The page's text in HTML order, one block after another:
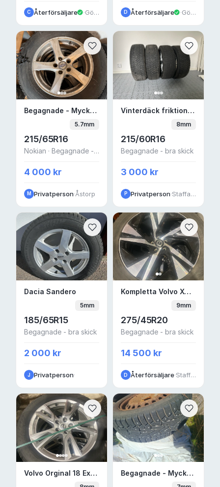
C Återförsäljare · Göteborg D Återförsäljare · Göteborg
Begagnade - Mycket bra skick Vinterdäck
Begagnade - Mycket bra skick Vinterdäck friktion 16" 5x108 — Volvo XC60
5.7mm
215/65R16
Nokian · Begagnade - bra skick
4 000 kr
M Privatperson·Åstorp
Vinterdäck friktion
Vinterdäck friktion 16" 5x112 — Volkswagen Passat
8mm
215/60R16
Begagnade - bra skick
3 000 kr
P Privatperson· Staffanstorp
Dacia Sandero
Dacia Sandero
5mm
185/65R15
Begagnade - bra skick
2 000 kr
J Privatperson·
Kompletta Volvo
Kompletta Volvo XC90 20 tum Nokian Hakkapelitta R5 vinterhjul
9mm
275/45R20
Begagnade - bra skick
14 500 kr
D Återförsäljare· Staffanstorpsvägen
Volvo Orginal 18 Ex30 Xc60 xc40 v90cc
Volvo Orginal 18 Ex30 Xc60 xc40 v90cc nokian perelli Begagnade - Mycket
Begagnade - Mycket bra skick Vinterdäck dubb 16" 5x108 — Ford Mondeo